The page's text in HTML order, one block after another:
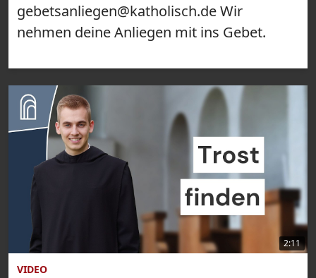
gebetsanliegen@katholisch.de Wir
nehmen deine Anliegen mit ins Gebet.
2:11
VIDEO